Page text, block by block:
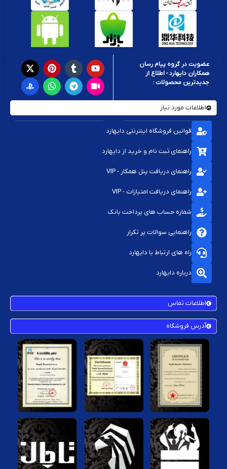
عضویت در گروه پیام رسان
همکاران دایهارد - اطلاع از
جدیدترین محصولات :
اطلاعات مورد نیاز
قوانین فروشگاه اینترنتی دایهارد
راهنمای ثبت نام و خرید از دایهارد
راهنمای دریافت پنل همکار - VIP
راهنمای دریافت امتیازات - VIP
شماره حساب های پرداخت بانک
راهنمایی سوالات پر تکرار
راه های ارتباط با دایهارد
درباره دایهارد
اطلاعات تماس
آدرس فروشگاه